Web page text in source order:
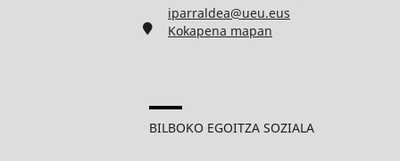
iparraldea@ueu.eus
Kokapena mapan
BILBOKO EGOITZA SOZIALA